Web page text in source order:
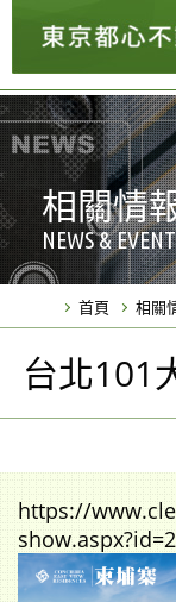
相關情
NEWS &
首頁 相關
台北101
https://